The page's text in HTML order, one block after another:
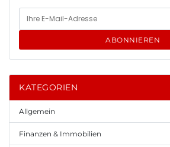
ABONNIEREN
KATEGORIEN
Allgemein
Finanzen & Immobilien